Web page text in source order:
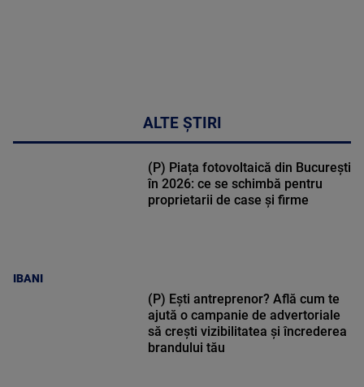
ALTE ȘTIRI
IBANI
(P) Piața fotovoltaică din București
în 2026: ce se schimbă pentru
proprietarii de case și firme
(P) Ești antreprenor? Află cum te
ajută o campanie de advertoriale
să crești vizibilitatea și încrederea
brandului tău